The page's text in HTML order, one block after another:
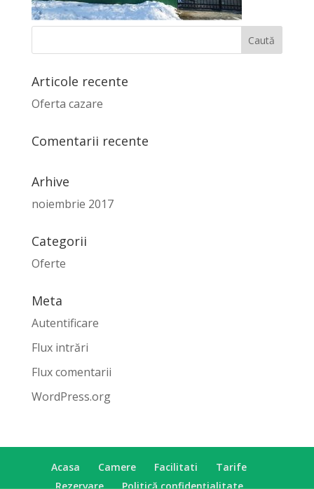
Articole recente
Oferta cazare
Comentarii recente
Arhive
noiembrie 2017
Categorii
Oferte
Meta
Autentificare
Flux intrări
Flux comentarii
WordPress.org
Acasa Camere Facilitati
Tarife
Rezervare
Politică confidențialitate